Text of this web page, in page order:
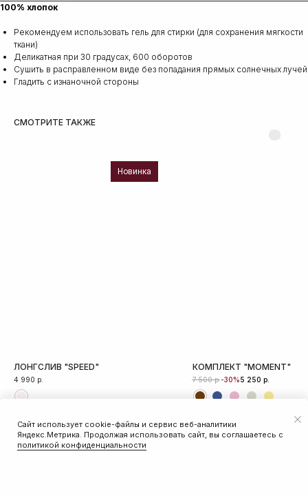
Сайт использует cookie-файлы и сервис веб-аналитики
Яндекс.Метрика. Продолжая использовать сайт, вы соглашаетесь с
политикой конфиденциальности
ДОБАВИТЬ В КОРЗИНУ
100% хлопок
Рекомендуем использовать гель для стирки (для сохранения мягкости
ткани)
Деликатная при 30 градусах, 600 оборотов
Сушить в расправленном виде без попадания прямых солнечных лучей
Гладить с изнаночной стороны
СМОТРИТЕ ТАКЖЕ
Новинка
ЛОНГСЛИВ "SPEED"
4 990 р.
КОМПЛЕКТ "MOMENT"
5 250 р.
7 500 р.-30%